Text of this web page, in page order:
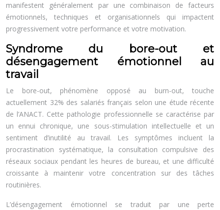
manifestent généralement par une combinaison de facteurs
émotionnels, techniques et organisationnels qui impactent
progressivement votre performance et votre motivation.
Syndrome du bore-out et
désengagement émotionnel au
travail
Le bore-out, phénomène opposé au burn-out, touche
actuellement 32% des salariés français selon une étude récente
de l’ANACT. Cette pathologie professionnelle se caractérise par
un ennui chronique, une sous-stimulation intellectuelle et un
sentiment d’inutilité au travail. Les symptômes incluent la
procrastination systématique, la consultation compulsive des
réseaux sociaux pendant les heures de bureau, et une difficulté
croissante à maintenir votre concentration sur des tâches
routinières.
L’désengagement émotionnel se traduit par une perte